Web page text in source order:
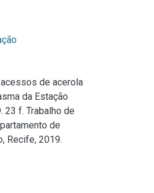
de acerola
da Estação
23 f. Trabalho de
de
Recife, 2019.